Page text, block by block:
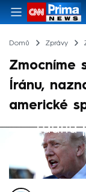
Domů Zprávy
Zmocníme
Íránu,
americké
Žádná